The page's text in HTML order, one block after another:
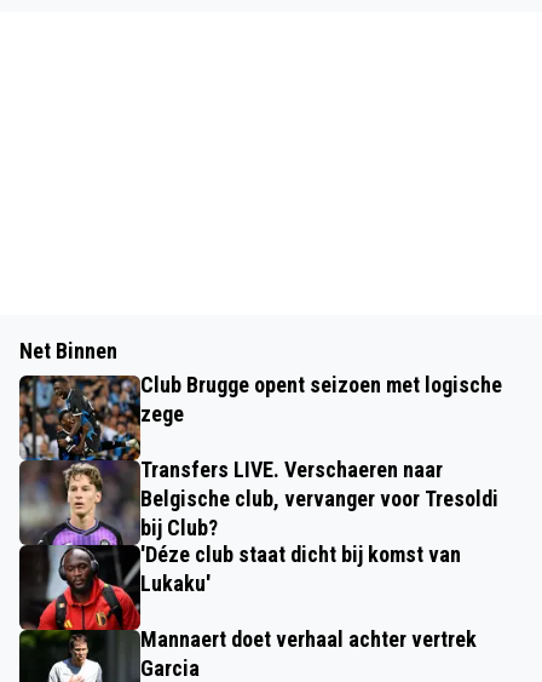
Net Binnen
Club Brugge opent seizoen met logische
zege
Transfers LIVE. Verschaeren naar
Belgische club, vervanger voor Tresoldi
bij Club?
'Déze club staat dicht bij komst van
Lukaku'
Mannaert doet verhaal achter vertrek
Garcia